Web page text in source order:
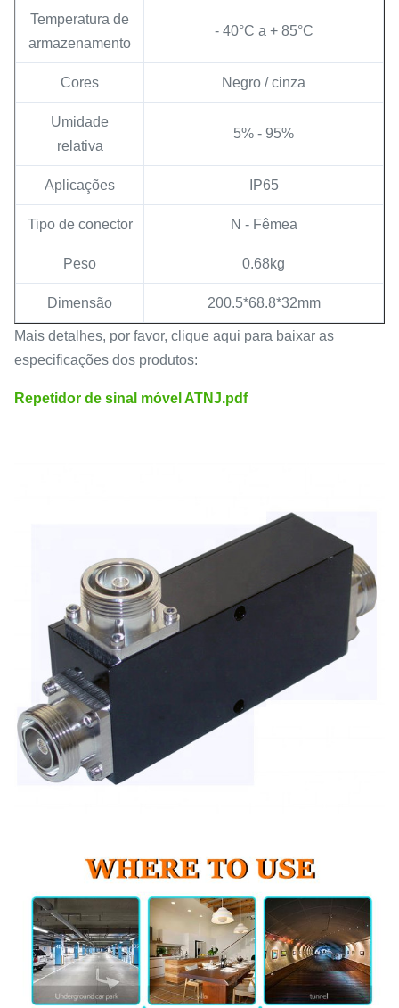
Temperatura de
armazenamento
- 40°C a + 85°C
Cores Negro / cinza
Umidade
relativa
5% - 95%
Aplicações IP65
Tipo de conector N - Fêmea
Peso 0.68kg
Dimensão 200.5*68.8*32mm
Mais detalhes, por favor, clique aqui para baixar as
especificações dos produtos:
Repetidor de sinal móvel ATNJ.pdf